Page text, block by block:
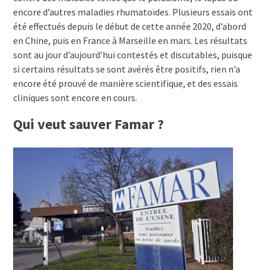
encore d’autres maladies rhumatoïdes. Plusieurs essais ont
été effectués depuis le début de cette année 2020, d’abord
en Chine, puis en France à Marseille en mars. Les résultats
sont au jour d’aujourd’hui contestés et discutables, puisque
si certains résultats se sont avérés être positifs, rien n’a
encore été prouvé de manière scientifique, et des essais
cliniques sont encore en cours.
Qui veut sauver Famar ?